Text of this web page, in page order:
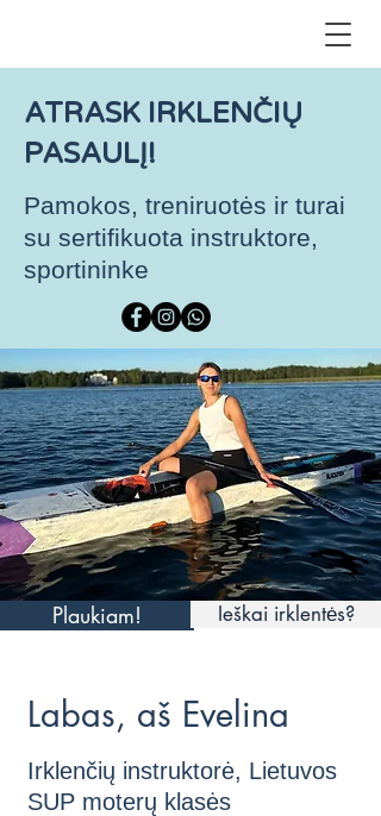
ATRASK IRKLENČIŲ
PASAULĮ!
Pamokos, treniruotės ir turai
su sertifikuota instruktore,
sportininke
Plaukiam! Ieškai irklentės?
Labas, aš Evelina
Irklenčių instruktorė, Lietuvos
SUP moterų klasės